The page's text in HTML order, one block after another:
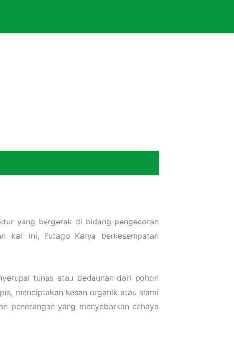
yang bergerak di bidang pengecoran
kali ini, Futago Karya berkesempatan
tunas atau dedaunan dari pohon
menciptakan kesan organik atau alami
penerangan yang menyebarkan cahaya